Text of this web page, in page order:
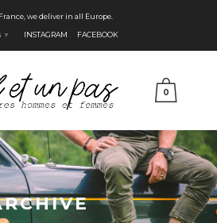
we deliver in all Europe.
▼ INSTAGRAM FACEBOOK
0